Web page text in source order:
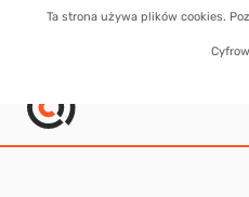
Ta strona używa plików cookies.